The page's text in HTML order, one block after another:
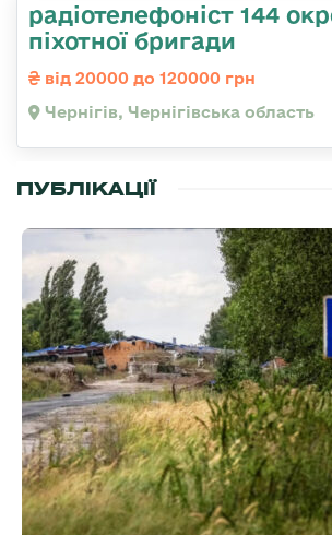
радіотелефоніст 144
піхотної бригади
від 20000 до 120000 грн
Чернігів, Чернігівська область
ПУБЛІКАЦІЇ